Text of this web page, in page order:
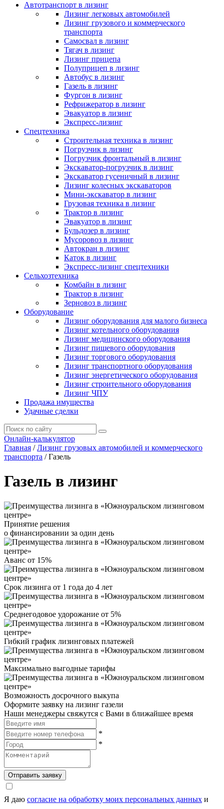
Автотранспорт в лизинг
Лизинг легковых автомобилей
Лизинг грузового и коммерческого
транспорта
Самосвал в лизинг
Тягач в лизинг
Лизинг прицепа
Полуприцеп в лизинг
Автобус в лизинг
Газель в лизинг
Фургон в лизинг
Рефрижератор в лизинг
Эвакуатор в лизинг
Экспресс-лизинг
Спецтехника
Строительная техника в лизинг
Погрузчик в лизинг
Погрузчик фронтальный в лизинг
Экскаватор-погрузчик в лизинг
Экскаватор гусеничный в лизинг
Лизинг колесных экскаваторов
Мини-экскаватор в лизинг
Грузовая техника в лизинг
Трактор в лизинг
Эвакуатор в лизинг
Бульдозер в лизинг
Мусоровоз в лизинг
Автокран в лизинг
Каток в лизинг
Экспресс-лизинг спецтехники
Сельхозтехника
Комбайн в лизинг
Трактор в лизинг
Зерновоз в лизинг
Оборудование
Лизинг оборудования для малого бизнеса
Лизинг котельного оборудования
Лизинг медицинского оборудования
Лизинг пищевого оборудования
Лизинг торгового оборудования
Лизинг транспортного оборудования
Лизинг энергетического оборудования
Лизинг строительного оборудования
Лизинг ЧПУ
Продажа имущества
Удачные сделки
Онлайн-калькулятор
Главная / Лизинг грузовых автомобилей и коммерческого
транспорта / Газель
Газель в лизинг
Принятие решения
о финансировании за один день
Аванс от 15%
Срок лизинга от 1 года до 4 лет
Среднегодовое удорожание от 5%
Гибкий график лизинговых платежей
Максимально выгодные тарифы
Возможность досрочного выкупа
Оформите заявку на лизинг газели
Наши менеджеры свяжутся с Вами в ближайшее время
*
*
Отправить заявку
Я даю согласие на обработку моих персональных данных и